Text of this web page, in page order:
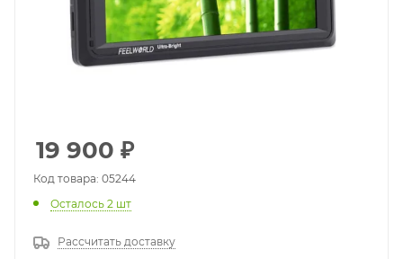
19 900 ₽
Код товара: 05244
Осталось 2 шт
Рассчитать доставку